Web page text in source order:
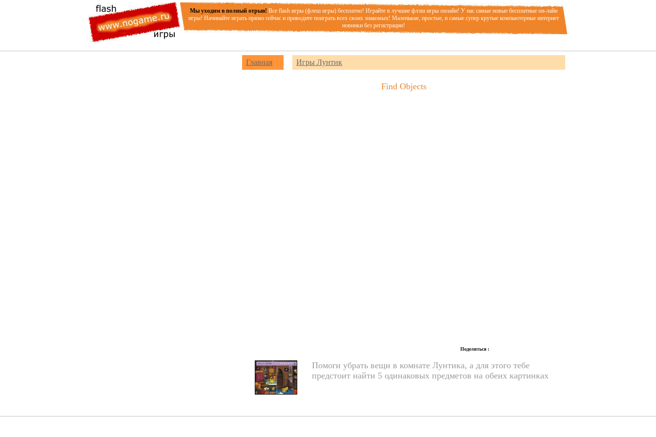
Мы уходим в полный отрыв! Все flash игры (флеш игры) бесплатно! Играйте в лучшие флэш игры онлайн! У нас самые новые бесплатные он-лайн
игры! Начинайте играть прямо сейчас и приводите поиграть всех своих знакомых! Маленькие, простые, и самые супер крутые компьютерные интернет
новинки без регистрации!
Главная Игры Лунтик
Find Objects
Поделиться :
Помоги убрать вещи в комнате Лунтика, а для этого тебе
предстоит найти 5 одинаковых предметов на обеих картинках